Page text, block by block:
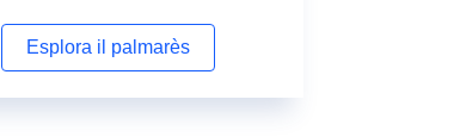
Esplora il palmarès